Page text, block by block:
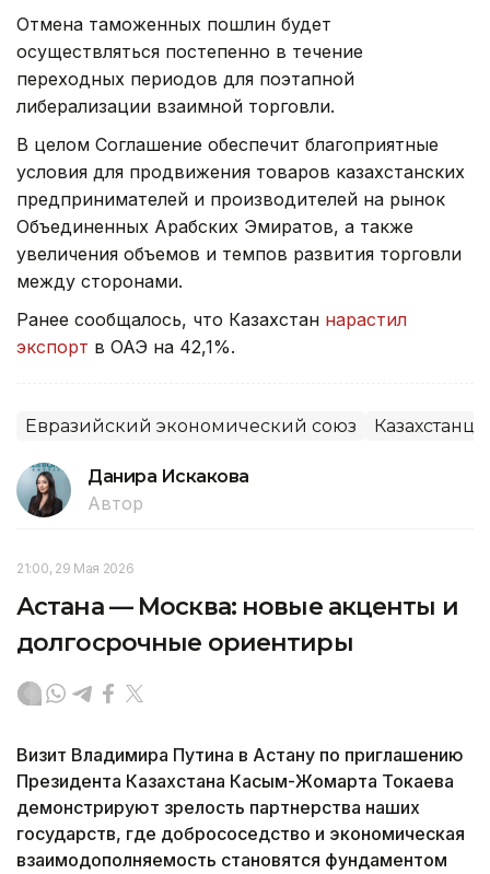
Отмена таможенных пошлин будет
осуществляться постепенно в течение
переходных периодов для поэтапной
либерализации взаимной торговли.
В целом Соглашение обеспечит благоприятные
условия для продвижения товаров казахстанских
предпринимателей и производителей на рынок
Объединенных Арабских Эмиратов, а также
увеличения объемов и темпов развития торговли
между сторонами.
Ранее сообщалось, что Казахстан нарастил
экспорт в ОАЭ на 42,1%.
Евразийский экономический союз Казахстанцы
Данира Искакова
Автор
21:00, 29 Мая 2026
Астана — Москва: новые акценты и
долгосрочные ориентиры
Визит Владимира Путина в Астану по приглашению
Президента Казахстана Касым-Жомарта Токаева
демонстрируют зрелость партнерства наших
государств, где добрососедство и экономическая
взаимодополняемость становятся фундаментом